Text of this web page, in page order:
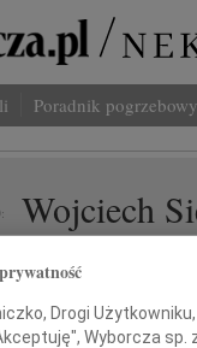
Poradnik pogrzebowy
Wojciech
Warszawa
Drogi
Wyborcza sp.